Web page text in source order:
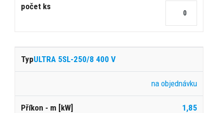
ULTRA 5SL-250/8 400 V
na objednávku
1,85